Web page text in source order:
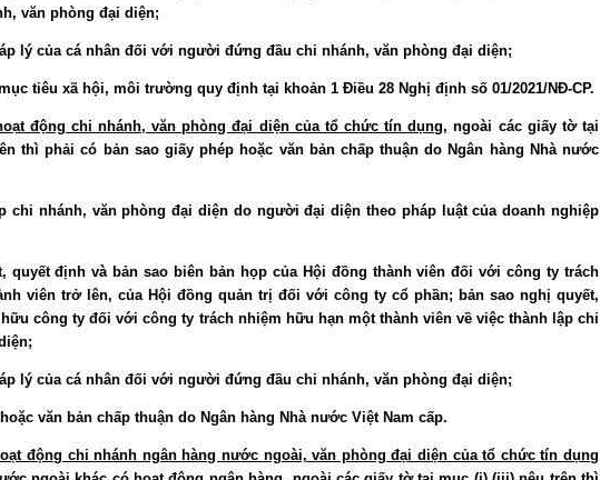
văn phòng đại diện;
lý của cá nhân đối với người đứng đầu chi nhánh, văn phòng đại diện;
tiêu xã hội, môi trường quy định tại khoản 1 Điều 28 Nghị định số 01/2021/NĐ-CP.
động chi nhánh, văn phòng đại diện của tổ chức tín dụng, ngoài các giấy tờ tại
thì phải có bản sao giấy phép hoặc văn bản chấp thuận do Ngân hàng Nhà nước
chi nhánh, văn phòng đại diện do người đại diện theo pháp luật của doanh nghiệp
quyết định và bản sao biên bản họp của Hội đồng thành viên đối với công ty trách
viên trở lên, của Hội đồng quản trị đối với công ty cổ phần; bản sao nghị quyết,
công ty đối với công ty trách nhiệm hữu hạn một thành viên về việc thành lập chi
lý của cá nhân đối với người đứng đầu chi nhánh, văn phòng đại diện;
văn bản chấp thuận do Ngân hàng Nhà nước Việt Nam cấp.
động chi nhánh ngân hàng nước ngoài, văn phòng đại diện của tổ chức tín dụng